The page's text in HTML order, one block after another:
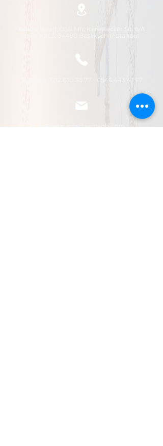
İkitelli OSB Mh. Keresteciler Sit. 6/A
Blok Kat:3, 34490 Başakşehir/İstanbul
0212 670 33 77 - 0546 443 47 27
info@asilosgb.com